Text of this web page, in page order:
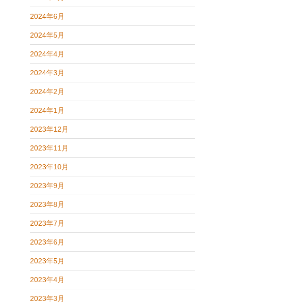
2024年6月
2024年5月
2024年4月
2024年3月
2024年2月
2024年1月
2023年12月
2023年11月
2023年10月
2023年9月
2023年8月
2023年7月
2023年6月
2023年5月
2023年4月
2023年3月